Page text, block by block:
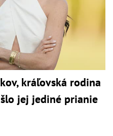
kráľovská rodina
jej jediné prianie